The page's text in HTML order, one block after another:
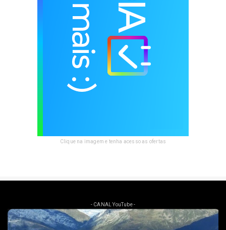
Clique na imagem e tenha acesso as ofertas
- CANAL YouTube -